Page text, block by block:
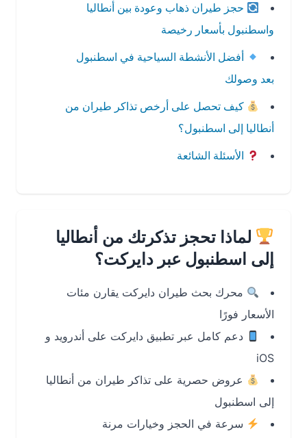
حجز طيران ذهاب وعودة بين أنطاليا
واسطنبول بأسعار رخيصة
أفضل الأنشطة السياحية في اسطنبول
بعد وصولك
كيف تحصل على أرخص تذاكر طيران من
أنطاليا إلى اسطنبول؟
الأسئلة الشائعة
لماذا تحجز تذكرتك من أنطاليا
إلى اسطنبول عبر دايركت؟
محرك بحث طيران دايركت يقارن مئات
الأسعار فورًا
دعم كامل عبر تطبيق دايركت على أندرويد و
عروض حصرية على تذاكر طيران من أنطاليا
إلى اسطنبول
سرعة في الحجز وخيارات مرنة